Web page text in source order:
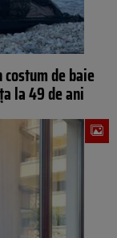
de baie
la 49 de ani